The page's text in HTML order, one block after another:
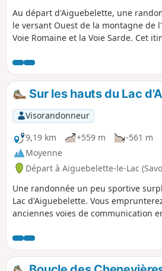
Au départ d'Aiguebelette, une
le versant Ouest de la montagne de
Voie Romaine et la Voie Sarde. Cet
recommandations de prudence au (9).
Sur les hauts du Lac
Visorandonneur
9,19 km
+559 m -561 m
Moyenne
Départ à Aiguebelette-le-Lac
Une randonnée un peu sportive
Lac d'Aiguebelette. Vous
anciennes voies de communication